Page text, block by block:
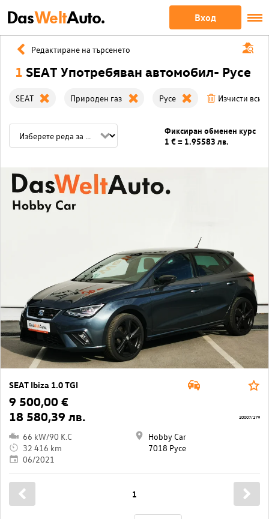
DasWeltAuto. Вход
Редактиране на търсенето
1 SEAT Употребяван автомобил- Русе
SEAT Природен газ Русе Изчисти
Фиксиран обменен курс
1 € = 1.95583 лв.
SEAT Ibiza 1.0 TGI
9 500,00 €
18 580,39 лв.
66 kW/90 K.C
32 416 km
06/2021
Hobby Car
7018 Русе
20007/179
1